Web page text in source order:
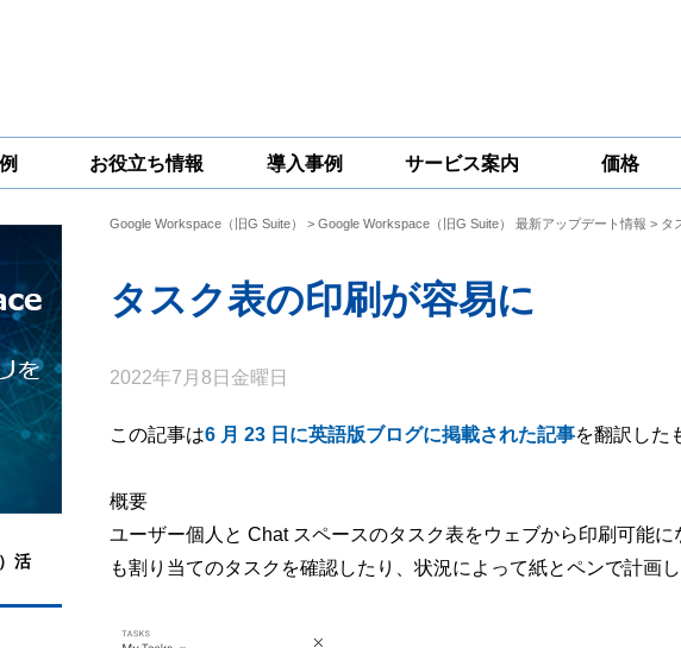
お役立ち情報
一問一答 コラム
導入事例 サービス案内
グループウェア
移行支援
Google
対策サービス
Google
Google
価格
活
Google Workspace（旧G Suite） > Google Workspace（旧G Suite） 最新アップデート情報 > タ
タスク表の印刷が容易に
2022年7月8日金曜日
この記事は6 月 23 日に英語版ブログに掲載された記事を翻訳した
概要
ユーザー個人と Chat スペースのタスク表をウェブから印刷可能
も割り当てのタスクを確認したり、状況によって紙とペンで計画